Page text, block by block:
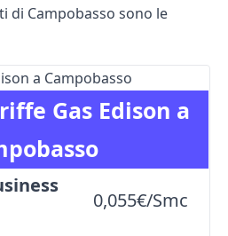
di Campobasso sono le
a Campobasso
Gas Edison a
0,055€/Smc